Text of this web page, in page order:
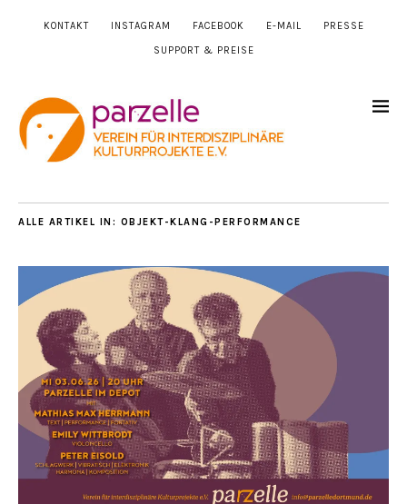
KONTAKT INSTAGRAM FACEBOOK E-MAIL PRESSE
SUPPORT & PREISE
ALLE ARTIKEL IN: OBJEKT-KLANG-PERFORMANCE